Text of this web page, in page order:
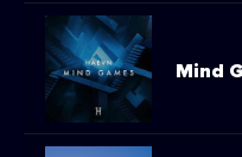
Mind